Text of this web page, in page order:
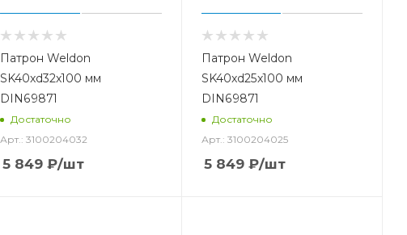
Патрон Weldon
SK40xd32x100 мм
DIN69871
Достаточно
Арт.: 3100204032
5 849 ₽/шт
Патрон Weldon
SK40xd25x100 мм
DIN69871
Достаточно
Арт.: 3100204025
5 849₽/шт